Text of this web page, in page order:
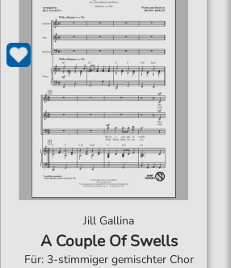
Jill Gallina
A Couple Of Swells
Für: 3-stimmiger gemischter Chor